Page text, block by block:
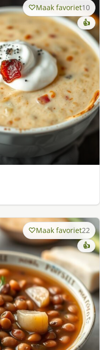
Maak favoriet10
👍
Maak favoriet22
👍